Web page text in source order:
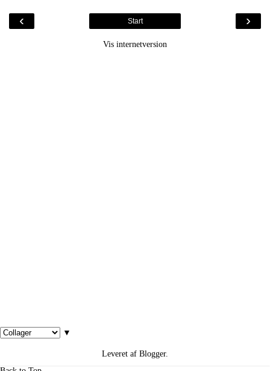
‹ ›
Start
Vis internetversion
▼
Leveret af Blogger.